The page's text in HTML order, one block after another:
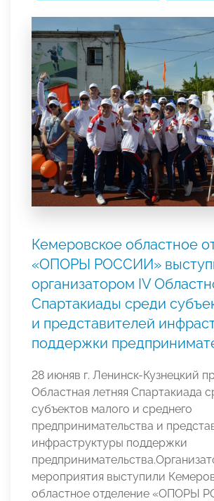
Кемеровское областное
«ОПОРЫ РОССИИ»
организатором IV
Спартакиады среди
и представителей
поддержки
28 июняв г. Ленинск-Кузнецкий
Областная летняя Спартакиада
субъектов малого и среднего
предпринимательства и
инфраструктуры поддержки
мероприятия выступили
областное отделение «ОПОРЫ